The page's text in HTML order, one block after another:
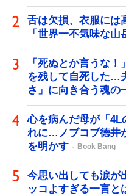
舌は欠損、衣服に
「世界一不気味な
「死ぬとか言うな
を残して自死した…
さ」に向き合う魂の
心を病んだ母が「4L
れに…ノブコブ徳井
を明かす
Book Bang
今思い出しても涙が
ッコよすぎる一言